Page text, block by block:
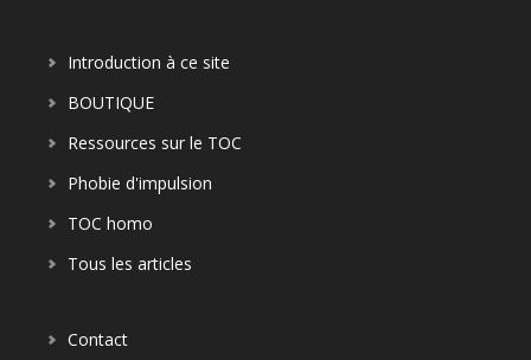
Introduction à ce site
BOUTIQUE
Ressources sur le TOC
Phobie d'impulsion
TOC homo
Tous les articles
Contact